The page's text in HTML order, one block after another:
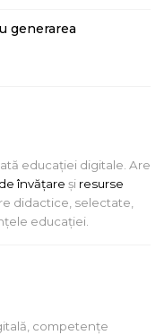
generarea
educației digitale. Are
învățare și resurse
didactice, selectate,
educației.
competențe